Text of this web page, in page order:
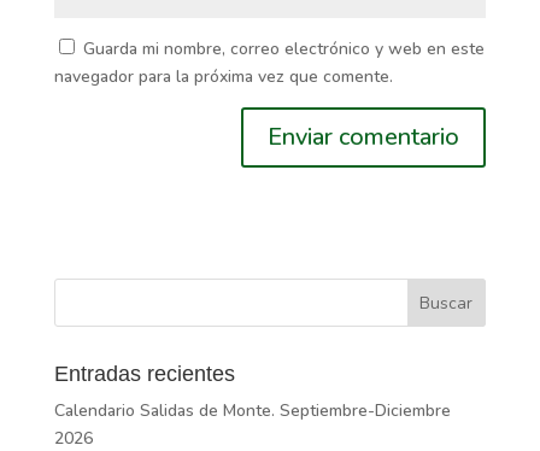
Guarda mi nombre, correo electrónico y web en este
navegador para la próxima vez que comente.
Entradas recientes
Calendario Salidas de Monte. Septiembre-Diciembre
2026